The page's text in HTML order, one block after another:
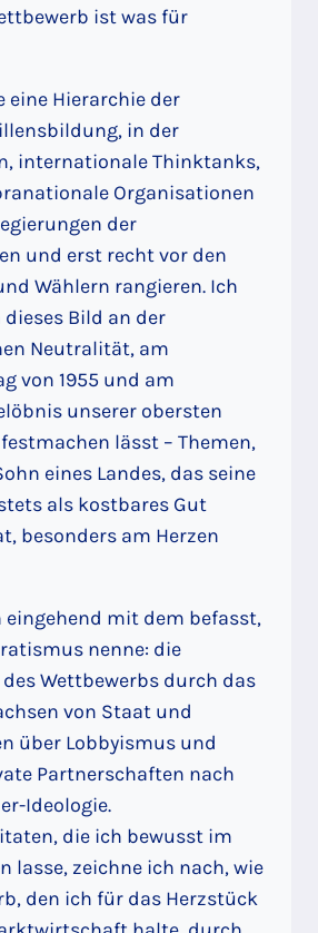
ist was für
eine Hierarchie der
in der
internationale Thinktanks,
Organisationen
der
und erst recht vor den
Wählern rangieren. Ich
dieses Bild an der
Neutralität, am
von 1955 und am
unserer obersten
lässt – Themen,
eines Landes, das seine
als kostbares Gut
besonders am Herzen
eingehend mit dem befasst,
nenne: die
Wettbewerbs durch das
von Staat und
über Lobbyismus und
Partnerschaften nach
Ideologie.
die ich bewusst im
lasse, zeichne ich nach, wie
den ich für das Herzstück